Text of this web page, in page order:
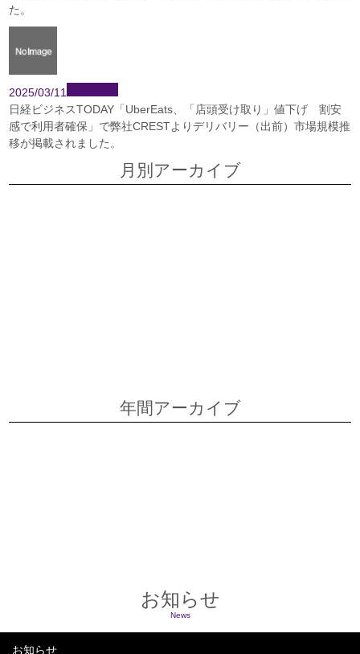
た。
2025/03/11
日経ビジネスTODAY「UberEats、「店頭受け取り」値下げ 割安
感で利用者確保」で弊社CRESTよりデリバリー（出前）市場規模推
移が掲載されました。
月別アーカイブ
年間アーカイブ
お知らせ
News
お知らせ